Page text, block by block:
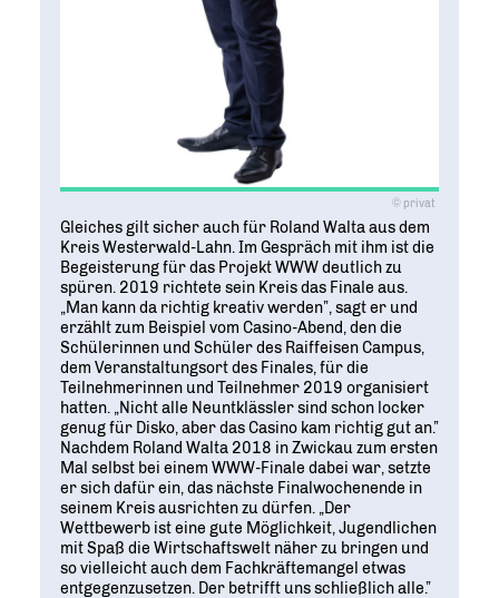
© privat
Gleiches gilt sicher auch für Roland Walta aus dem
Kreis Westerwald-Lahn. Im Gespräch mit ihm ist die
Begeisterung für das Projekt WWW deutlich zu
spüren. 2019 richtete sein Kreis das Finale aus.
„Man kann da richtig kreativ werden”, sagt er und
erzählt zum Beispiel vom Casino-Abend, den die
Schülerinnen und Schüler des Raiffeisen Campus,
dem Veranstaltungsort des Finales, für die
Teilnehmerinnen und Teilnehmer 2019 organisiert
hatten. „Nicht alle Neuntklässler sind schon locker
genug für Disko, aber das Casino kam richtig gut an.”
Nachdem Roland Walta 2018 in Zwickau zum ersten
Mal selbst bei einem WWW-Finale dabei war, setzte
er sich dafür ein, das nächste Finalwochenende in
seinem Kreis ausrichten zu dürfen. „Der
Wettbewerb ist eine gute Möglichkeit, Jugendlichen
mit Spaß die Wirtschaftswelt näher zu bringen und
so vielleicht auch dem Fachkräftemangel etwas
entgegenzusetzen. Der betrifft uns schließlich alle.”